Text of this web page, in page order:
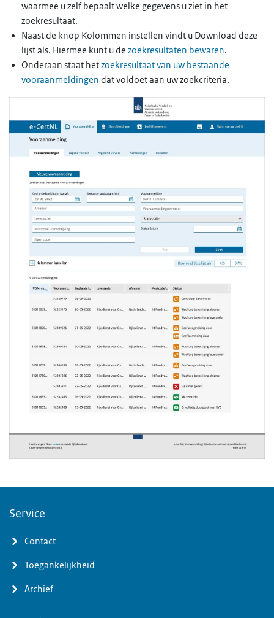
waarmee u zelf bepaalt welke gegevens u ziet in het
zoekresultaat.
Naast de knop Kolommen instellen vindt u Download deze
lijst als. Hiermee kunt u de zoekresultaten bewaren.
Onderaan staat hetzoekresultaat van uw bestaande
vooraanmeldingen dat voldoet aan uw zoekcriteria.
Service
Contact
Toegankelijkheid
Archief